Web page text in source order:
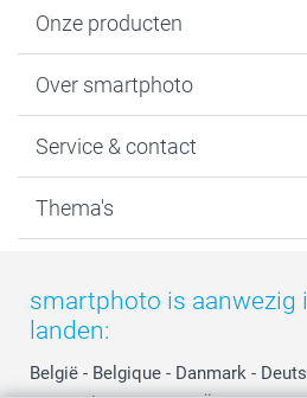
Onze producten
Fotoboeken
Fotocadeaus
Kaarten
Over smartphoto
Vacatures
Bestelproces
Privacy
Cookiebeleid
Reviews
Service & contact
Tevredenheidsgarantie
smartbonus
smartfriends
service@smartphoto.nl
Thema's
Moederdag
Vaderdag
Huwelijk
smartphoto is aanwezig
landen:
België - Belgique - Danmark -